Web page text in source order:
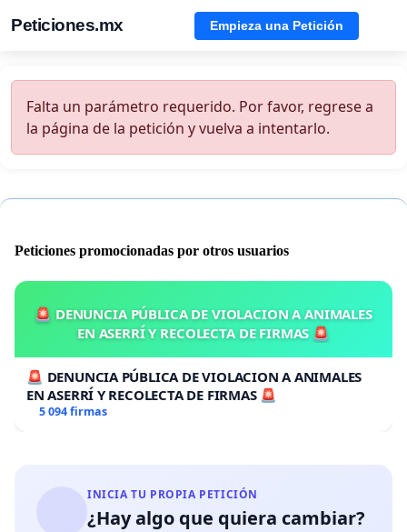
Peticiones.mx Empieza una Petición
Falta un parámetro requerido. Por favor, regrese a
la página de la petición y vuelva a intentarlo.
Peticiones promocionadas por otros usuarios
🚨 DENUNCIA PÚBLICA DE VIOLACION A ANIMALES
EN ASERRÍ Y RECOLECTA DE FIRMAS 🚨
🚨 DENUNCIA PÚBLICA DE VIOLACION A ANIMALES
EN ASERRÍ Y RECOLECTA DE FIRMAS 🚨
5 094 firmas
INICIA TU PROPIA PETICIÓN
¿Hay algo que quiera cambiar?